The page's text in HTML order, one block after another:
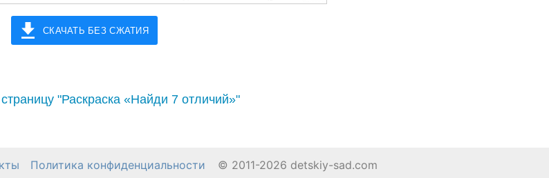
СКАЧАТЬ БЕЗ СЖАТИЯ
"Раскраска «Найди 7 отличий»"
Политика конфиденциальности © 2011-2026 detskiy-sad.com